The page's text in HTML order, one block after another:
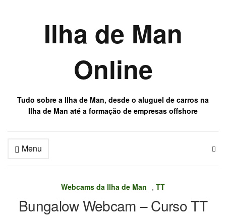
Ilha de Man
Online
Tudo sobre a Ilha de Man, desde o aluguel de carros na
Ilha de Man até a formação de empresas offshore
Menu
Webcams da Ilha de Man , TT
Bungalow Webcam – Curso TT